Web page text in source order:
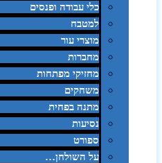
כלי עבודה ופנסים
למטבח
מוצרי עור
מחברות
מחזיקי מפתחות
משחקים
מתנה בפחית
נסיעות
ספורט
על השולחן…